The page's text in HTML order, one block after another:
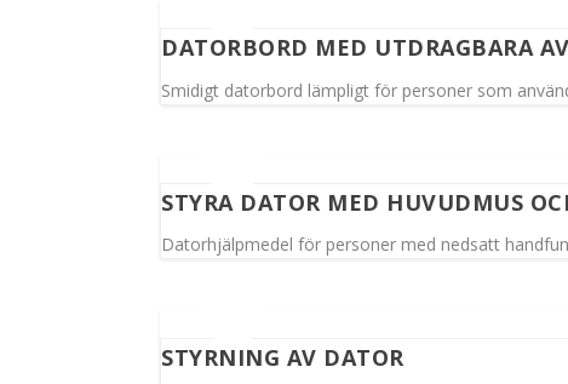
DATORBORD MED UTDRAGBARA
Smidigt datorbord lämpligt för personer som
STYRA DATOR MED HUVUDMUS
Datorhjälpmedel för personer med nedsatt
STYRNING AV DATOR